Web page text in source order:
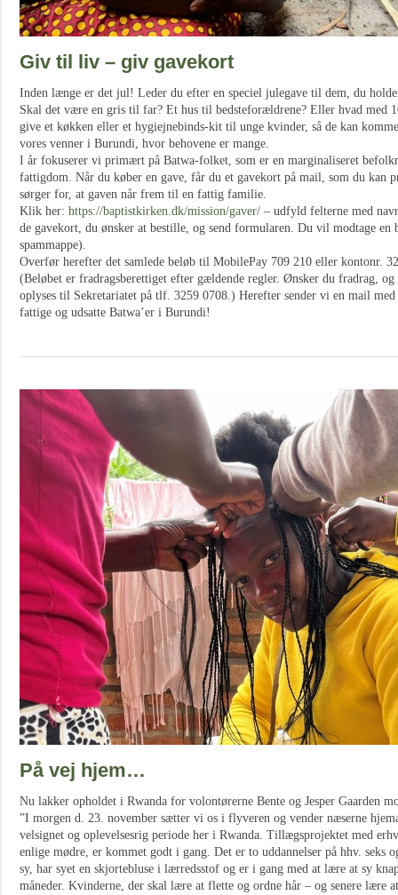
Giv til liv – giv gavekort
Inden længe er det jul! Leder du efter en speciel julegave til dem, du
Skal det være en gris til far? Et hus til bedsteforældrene? Eller hvad med
give et køkken eller et hygiejnebinds-kit til unge kvinder, så de kan
vores venner i Burundi, hvor behovene er mange.
I år fokuserer vi primært på Batwa-folket, som er en marginaliseret
fattigdom. Når du køber en gave, får du et gavekort på mail, som du kan
sørger for, at gaven når frem til en fattig familie.
Klik her: https://baptistkirken.dk/mission/gaver/ – udfyld felterne med
de gavekort, du ønsker at bestille, og send formularen. Du vil modtage
spammappe).
Overfør herefter det samlede beløb til MobilePay 709 210 eller kontonr.
(Beløbet er fradragsberettiget efter gældende regler. Ønsker du fradrag,
oplyses til Sekretariatet på tlf. 3259 0708.) Herefter sender vi en mail
fattige og udsatte Batwa’er i Burundi!
På vej hjem…
Nu lakker opholdet i Rwanda for volontørerne Bente og Jesper Gaarden
”I morgen d. 23. november sætter vi os i flyveren og vender næserne
velsignet og oplevelsesrig periode her i Rwanda. Tillægsprojektet med
enlige mødre, er kommet godt i gang. Det er to uddannelser på hhv. seks
sy, har syet en skjortebluse i lærredsstof og er i gang med at lære at sy
måneder. Kvinderne, der skal lære at flette og ordne hår – og senere lære